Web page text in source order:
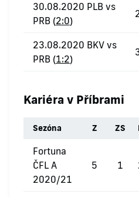
30.08.2020 PLB vs
PRB (2:0)
23.08.2020 BKV vs
PRB (1:2)
Kariéra v Příbrami
Sezóna Z ZS
Fortuna
ČFL A
2020/21
5 1